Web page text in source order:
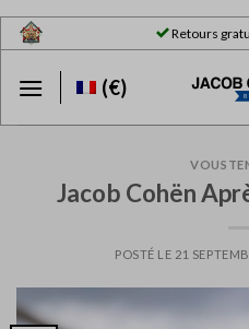
Skip
Retours
(€)
Jacob Cohën
POSTÉ LE 21